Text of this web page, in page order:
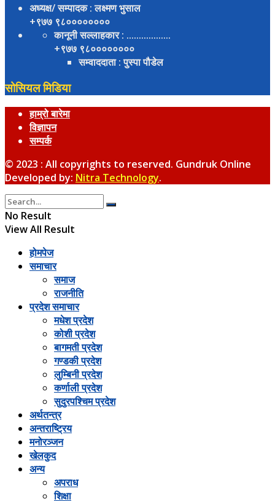
अध्यक्ष/ सम्पादक: लक्ष्मण भुसाल
+९७७ ९८००००००००
कानूनी सल्लाहकार: ..................
+९७७ ९८००००००००
सम्वाददाता: पुस्पा पौडेल
सोसियल मिडिया
हाम्रो बारेमा
विज्ञापन
सम्पर्क
© 2023 : All copyrights to reserved. Gundruk Online
Developed by: Nitra Technology.
No Result
View All Result
होमपेज
समाचार
समाज
राजनीति
प्रदेश समाचार
मधेश प्रदेश
कोशी प्रदेश
बागमती प्रदेश
गण्डकी प्रदेश
लुम्बिनी प्रदेश
कर्णाली प्रदेश
सुदुरपश्चिम प्रदेश
अर्थतन्त्र
अन्तराष्ट्रिय
मनोरञ्जन
खेलकुद
अन्य
अपराध
शिक्षा